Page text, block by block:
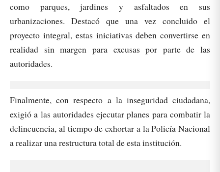
como parques, jardines y asfaltados en sus
urbanizaciones. Destacó que una vez concluido el
proyecto integral, estas iniciativas deben convertirse en
realidad sin margen para excusas por parte de las
autoridades.
Finalmente, con respecto a la inseguridad ciudadana,
exigió a las autoridades ejecutar planes para combatir la
delincuencia, al tiempo de exhortar a la Policía Nacional
a realizar una restructura total de esta institución.